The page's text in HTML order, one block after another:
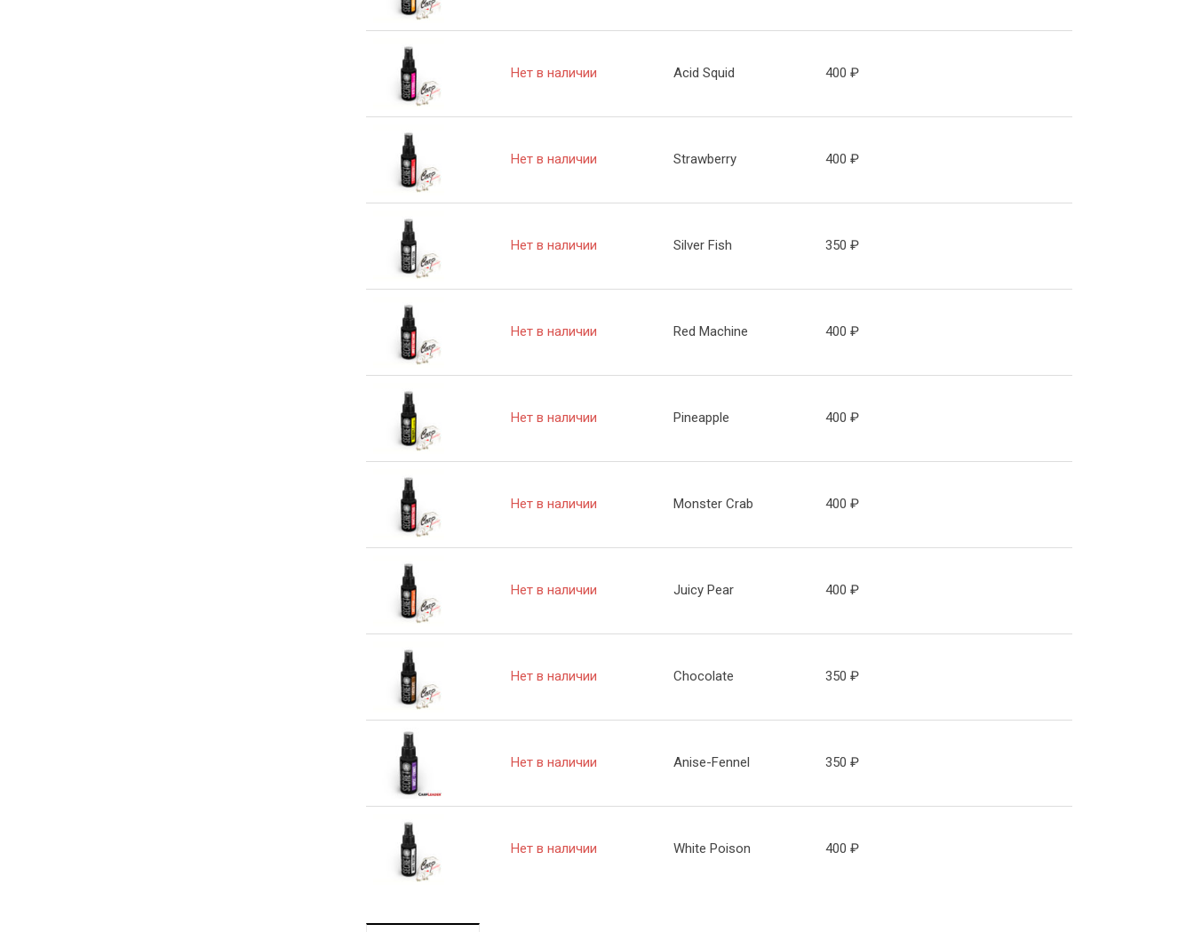
Нет в наличии Acid Squid 400 ₽
Нет в наличии Strawberry 400 ₽
Нет в наличии Silver Fish 350 ₽
Нет в наличии Red Machine 400 ₽
Нет в наличии Pineapple 400 ₽
Нет в наличии Monster Crab 400 ₽
Нет в наличии Juicy Pear 400 ₽
Нет в наличии Chocolate 350 ₽
Нет в наличии Anise-Fennel 350 ₽
Нет в наличии White Poison 400 ₽